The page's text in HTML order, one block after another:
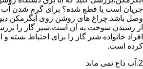
جریان است یا قطع شده؟ برای گرم شدن آب
وصل باشد.چراغ های روشن روی آبگرمکن
از رسیدن سوخت به آن است.شیر گاز را
افراد خانواده شیر گاز را برای احتیاط
کرده است.
2.آب داغ نمی ماند